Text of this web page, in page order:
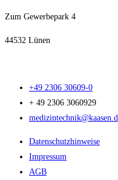
Zum Gewerbepark 4
44532 Lünen
+49 2306 30609-0
+ 49 2306 3060929
Datenschutzhinweise
Impressum
AGB